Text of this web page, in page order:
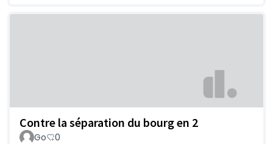
Contre la séparation du bourg en 2
Go 0